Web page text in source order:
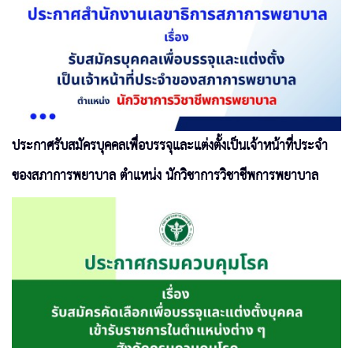
ประกาศรับสมัครบุคคลเพื่อบรรจุและแต่งตั้งเป็นเจ้าหน้าที่ประจำ
ของสภาการพยาบาล ตำแหน่ง นักวิชาการวิชาชีพการพยาบาล